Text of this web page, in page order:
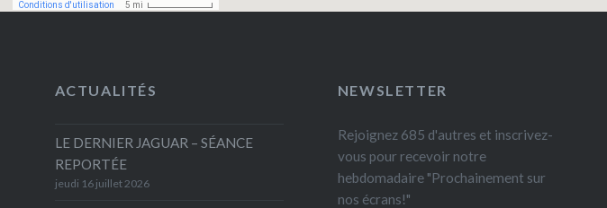
ACTUALITÉS
LE DERNIER JAGUAR – SÉANCE
REPORTÉE
jeudi 16 juillet 2026
NEWSLETTER
Rejoignez 685 d'autres et inscrivez-
vous pour recevoir notre
hebdomadaire "Prochainement sur
nos écrans!"